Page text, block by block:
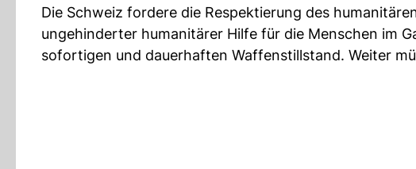
Die Schweiz fordere die Respektierung des
ungehinderter humanitärer Hilfe für die Menschen im
sofortigen und dauerhaften Waffenstillstand. Weiter